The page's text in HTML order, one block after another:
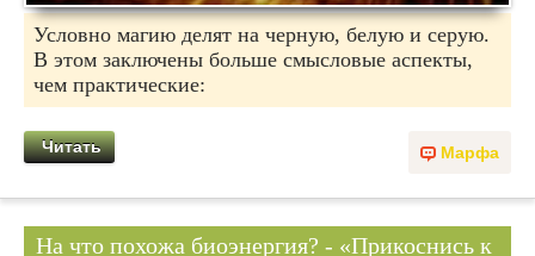
Условно магию делят на черную, белую и серую.
В этом заключены больше смысловые аспекты,
чем практические:
Марфа
Читать
На что похожа биоэнергия? - «Прикоснись к